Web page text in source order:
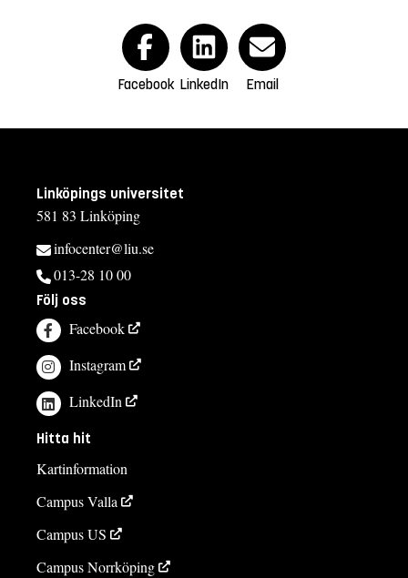
Facebook LinkedIn Email
Linköpings universitet
581 83 Linköping
infocenter@liu.se
013-28 10 00
Följ oss
Facebook
Instagram
LinkedIn
Hitta hit
Kartinformation
Campus Valla
Campus US
Campus Norrköping